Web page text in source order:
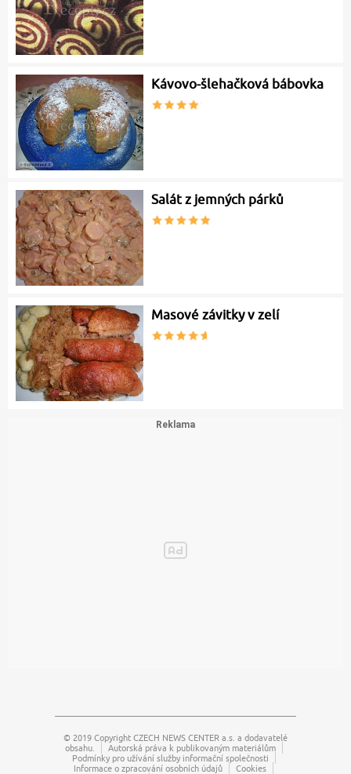
Kávovo-šlehačková bábovka
Salát z jemných párků
Masové závitky v zelí
© 2019 Copyright CZECH NEWS CENTER a.s. a dodavatelé
obsahu.
Autorská práva k publikovaným materiálům
Podmínky pro užívání služby informační společnosti
Informace o zpracování osobních údajů
Cookies